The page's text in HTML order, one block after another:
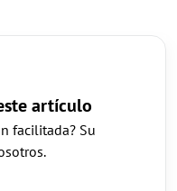
artículo
facilitada? Su